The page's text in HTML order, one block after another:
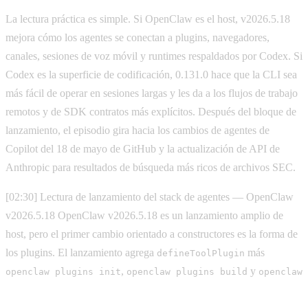
La lectura práctica es simple. Si OpenClaw es el host, v2026.5.18
mejora cómo los agentes se conectan a plugins, navegadores,
canales, sesiones de voz móvil y runtimes respaldados por Codex. Si
Codex es la superficie de codificación, 0.131.0 hace que la CLI sea
más fácil de operar en sesiones largas y les da a los flujos de trabajo
remotos y de SDK contratos más explícitos. Después del bloque de
lanzamiento, el episodio gira hacia los cambios de agentes de
Copilot del 18 de mayo de GitHub y la actualización de API de
Anthropic para resultados de búsqueda más ricos de archivos SEC.
[02:30] Lectura de lanzamiento del stack de agentes — OpenClaw
v2026.5.18 OpenClaw v2026.5.18 es un lanzamiento amplio de
host, pero el primer cambio orientado a constructores es la forma de
los plugins. El lanzamiento agrega defineToolPlugin más
openclaw plugins init, openclaw plugins build y openclaw